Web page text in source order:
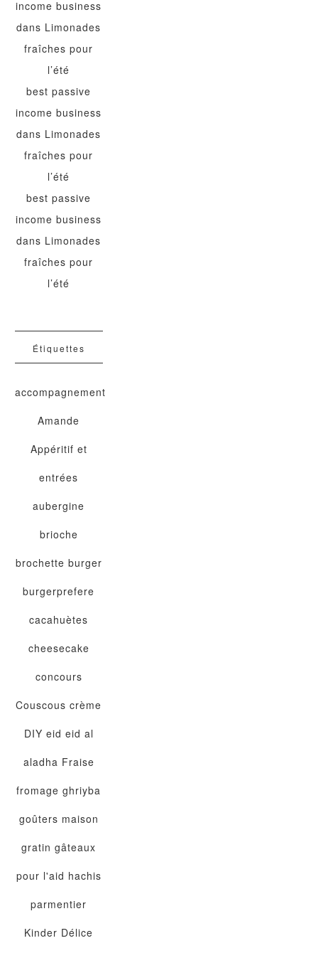
income business
dans Limonades
fraîches pour
l’été
best passive
income business
dans Limonades
fraîches pour
l’été
best passive
income business
dans Limonades
fraîches pour
l’été
Étiquettes
accompagnement
Amande
Appéritif et
entrées
aubergine
brioche
brochette burger
burgerprefere
cacahuètes
cheesecake
concours
Couscous crème
DIY eid eid al
aladha Fraise
fromage ghriyba
goûters maison
gratin gâteaux
pour l'aid hachis
parmentier
Kinder Délice